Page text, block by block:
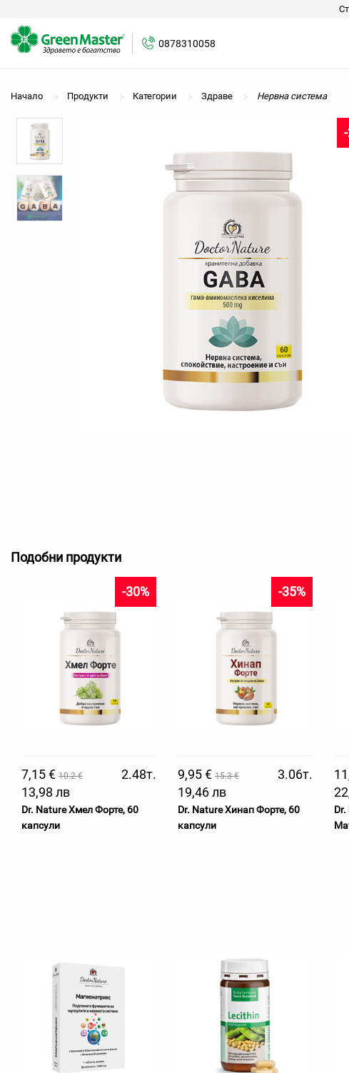
0878310058
Начало Продукти Категории Здраве Нервна система
Подобни продукти
7,15 € 10.2 €
-30%
2.48т.
13,98 лв
Dr. Nature Хмел Форте, 60
капсули
9,95 € 15.3 €
-35%
3.06т.
19,46 лв
Dr. Nature Хинап Форте, 60
капсули